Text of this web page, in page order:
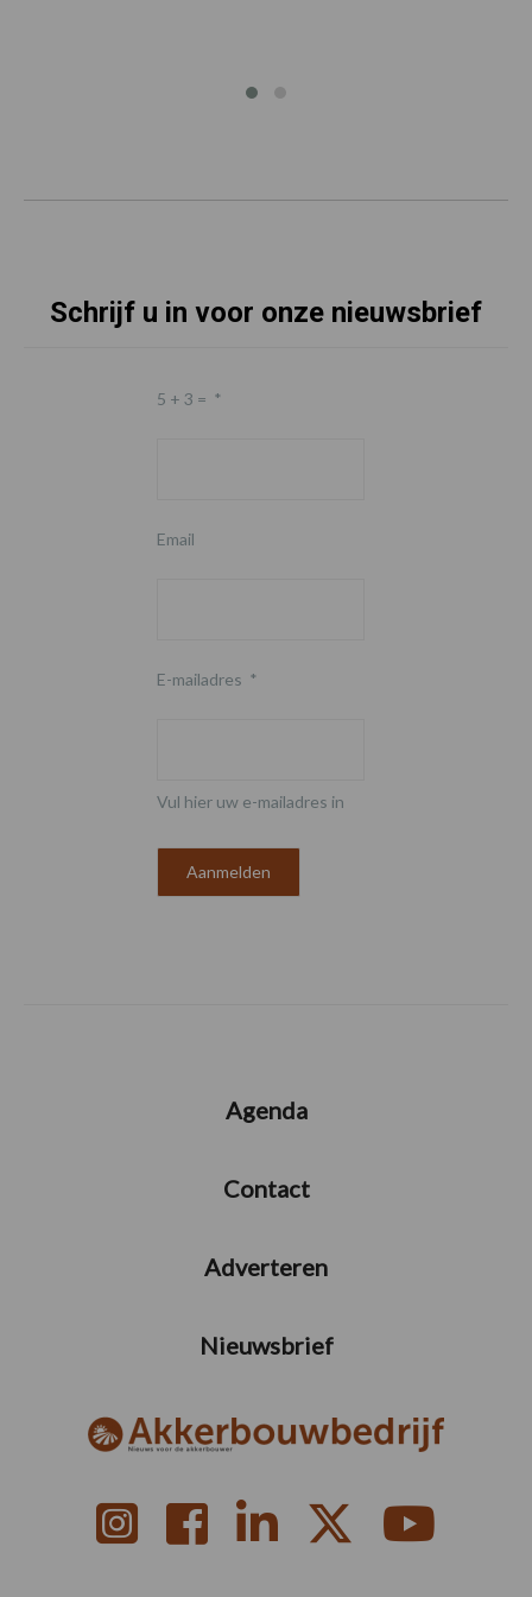
Schrijf u in voor onze nieuwsbrief
5 + 3 = *
Email
E-mailadres *
Vul hier uw e-mailadres in
Agenda
Contact
Adverteren
Nieuwsbrief